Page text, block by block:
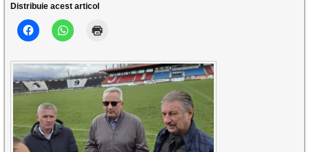
Distribuie acest articol